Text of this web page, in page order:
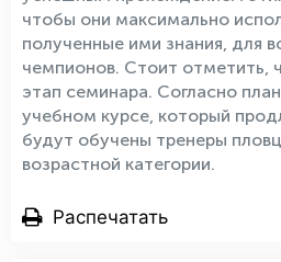
чтобы они максимально
полученные ими знания, для
чемпионов. Стоит отметить,
этап семинара. Согласно
учебном курсе, который
будут обучены тренеры
возрастной категории.
Распечатать